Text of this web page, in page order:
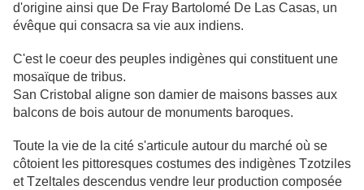
d'origine ainsi que De Fray Bartolomé De Las Casas, un
évêque qui consacra sa vie aux indiens.
C'est le coeur des peuples indigènes qui constituent une
mosaïque de tribus.
San Cristobal aligne son damier de maisons basses aux
balcons de bois autour de monuments baroques.
Toute la vie de la cité s'articule autour du marché où se
côtoient les pittoresques costumes des indigènes Tzotziles
et Tzeltales descendus vendre leur production composée